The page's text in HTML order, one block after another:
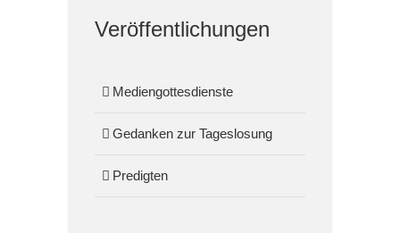
Veröffentlichungen
Mediengottesdienste
Gedanken zur Tageslosung
Predigten